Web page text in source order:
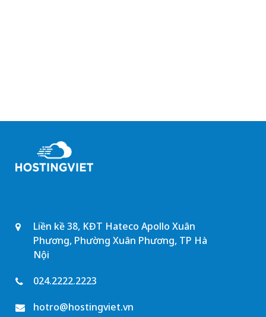
Liền kề 38, KĐT Hateco Apollo Xuân
Phương, Phường Xuân Phương, TP Hà
Nội
024.2222.2223
hotro@hostingviet.vn